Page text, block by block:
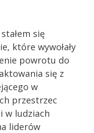
się
które wywołały
powrotu do
się z
w
przestrzec
w ludziach
liderów